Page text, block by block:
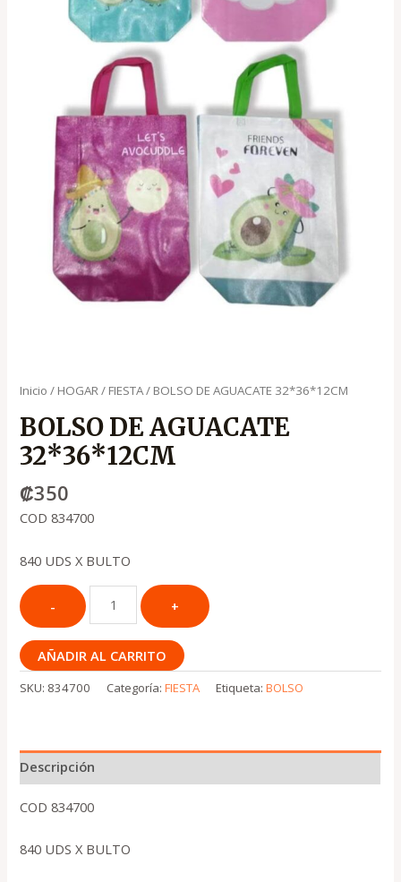
Inicio / HOGAR/ FIESTA/ BOLSO DE AGUACATE 32*36*12CM
BOLSO DE AGUACATE
32*36*12CM
₡350
COD 834700
840 UDS X BULTO
AÑADIR AL CARRITO
SKU: 834700 Categoría:FIESTA Etiqueta:BOLSO
Descripción
COD 834700
840 UDS X BULTO